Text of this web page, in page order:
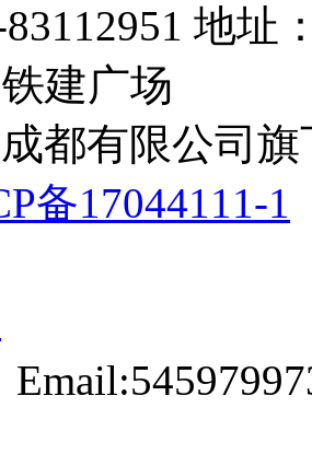
地址
建广场
都有限公司旗
备17044111-1